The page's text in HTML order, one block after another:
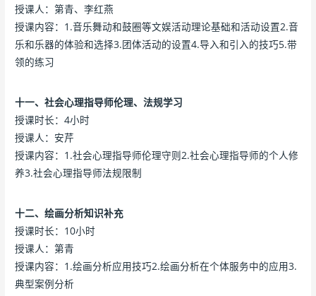
授课人：第青、李红燕
授课内容：1.音乐舞动和鼓圈等文娱活动理论基础和活动设置2.音
乐和乐器的体验和选择3.团体活动的设置4.导入和引入的技巧5.带
领的练习
十一、社会心理指导师伦理、法规学习
授课时长：4小时
授课人：安芹
授课内容：1.社会心理指导师伦理守则2.社会心理指导师的个人修
养3.社会心理指导师法规限制
十二、绘画分析知识补充
授课时长：10小时
授课人：第青
授课内容：1.绘画分析应用技巧2.绘画分析在个体服务中的应用3.
典型案例分析